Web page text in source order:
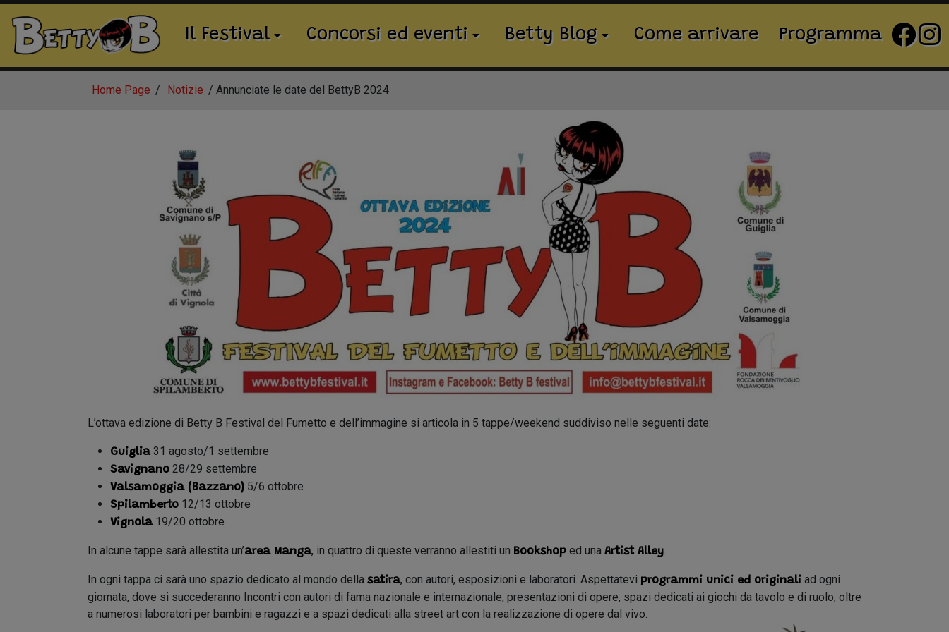
Il Festival Concorsi ed eventi Betty Blog Come arrivare Programma
Home Page Notizie Annunciate le date del BettyB 2024
L’ottava edizione di Betty B Festival del Fumetto e dell’immagine si articola in 5 tappe/weekend suddiviso nelle seguenti date:
Guiglia31 agosto/1 settembre
Savignano 28/29 settembre
Valsamoggia (Bazzano) 5/6 ottobre
Spilamberto 12/13 ottobre
Vignola19/20 ottobre
In alcune tappe sarà allestita un’area Manga, in quattro di queste verranno allestiti un Bookshop ed una Artist Alley.
In ogni tappa ci sarà uno spazio dedicato al mondo della satira, con autori, esposizioni e laboratori. Aspettatevi programmi unici ed originali ad ogni
giornata, dove si succederanno Incontri con autori di fama nazionale e internazionale, presentazioni di opere, spazi dedicati ai giochi da tavolo e di ruolo, oltre
a numerosi laboratori per bambini e ragazzi e a spazi dedicati alla street art con la realizzazione di opere dal vivo.